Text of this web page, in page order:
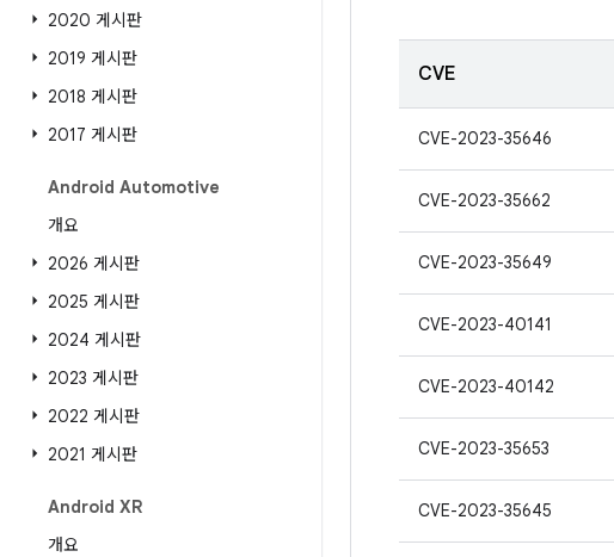
2020 게시판
2019 게시판
2018 게시판
2017 게시판
Android Automotive
개요
2026 게시판
2025 게시판
2024 게시판
2023 게시판
2022 게시판
2021 게시판
Android XR
개요
CVE
CVE-2023-35646
CVE-2023-35662
CVE-2023-35649
CVE-2023-40141
CVE-2023-40142
CVE-2023-35653
CVE-2023-35645